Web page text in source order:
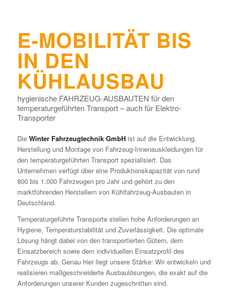
E-MOBILITÄT BIS
IN DEN
KÜHLAUSBAU
hygienische FAHRZEUG-AUSBAUTEN für den
temperaturgeführten Transport – auch für Elektro-
Transporter
Die Winter Fahrzeugtechnik GmbHist auf die Entwicklung,
Herstellung und Montage von Fahrzeug-Innenauskleidungen für
den temperaturgeführten Transport spezialisiert. Das
Unternehmen verfügt über eine Produktionskapazität von rund
800 bis 1.000 Fahrzeugen pro Jahr und gehört zu den
marktführenden Herstellern von Kühlfahrzeug-Ausbauten in
Deutschland.
Temperaturgeführte Transporte stellen hohe Anforderungen an
Hygiene, Temperaturstabilität und Zuverlässigkeit. Die optimale
Lösung hängt dabei von den transportierten Gütern, dem
Einsatzbereich sowie dem individuellen Einsatzprofil des
Fahrzeugs ab. Genau hier liegt unsere Stärke: Wir entwickeln und
realisieren maßgeschneiderte Ausbaulösungen, die exakt auf die
Anforderungen unserer Kunden zugeschnitten sind.